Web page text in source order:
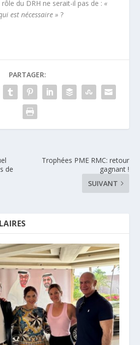
rôle du DRH ne serait-il pas de :«
est nécessaire » ?
PARTAGER:
de
Trophées PME RMC: retour
gagnant !
SUIVANT